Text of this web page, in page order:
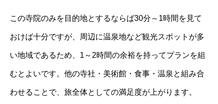
この寺院のみを目的地とするならば30分～1時間を見て
おけば十分ですが、周辺に温泉地など観光スポットが多
い地域であるため、1～2時間の余裕を持ってプランを組
むとよいです。他の寺社・美術館・食事・温泉と組み合
わせることで、旅全体としての満足度が上がります。